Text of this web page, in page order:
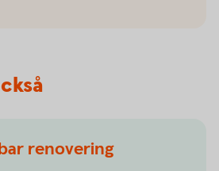
renovering